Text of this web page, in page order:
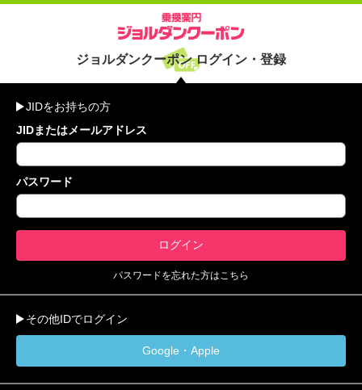
ジョルダンクーポン ログイン・登録
JIDをお持ちの方
JIDまたはメールアドレス
パスワード
パスワードを忘れた方はこちら
その他IDでログイン
Google・Apple